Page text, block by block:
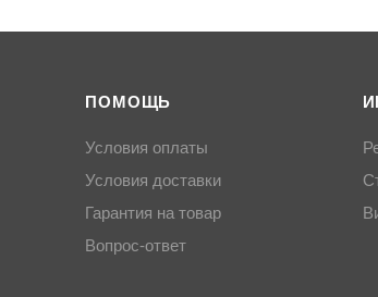
ПОМОЩЬ
Условия оплаты
Условия доставки
Гарантия на товар
Вопрос-ответ